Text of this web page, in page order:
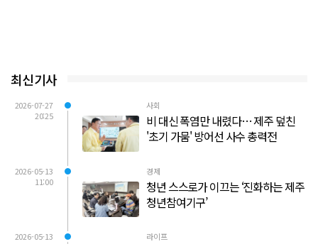
최신기사
2026-07-27
20:25
사회
비 대신 폭염만 내렸다… 제주 덮친
'초기 가뭄' 방어선 사수 총력전
2026-05-13
11:00
경제
청년 스스로가 이끄는 ‘진화하는 제주
청년참여기구’
2026-05-13
라이프